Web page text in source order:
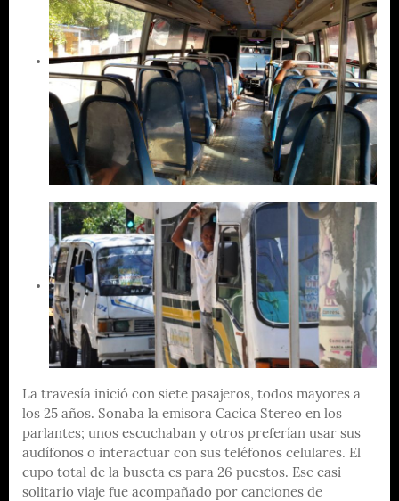
La travesía inició con siete pasajeros, todos mayores a
los 25 años. Sonaba la emisora Cacica Stereo en los
parlantes; unos escuchaban y otros preferían usar sus
audífonos o interactuar con sus teléfonos celulares. El
cupo total de la buseta es para 26 puestos. Ese casi
solitario viaje fue acompañado por canciones de